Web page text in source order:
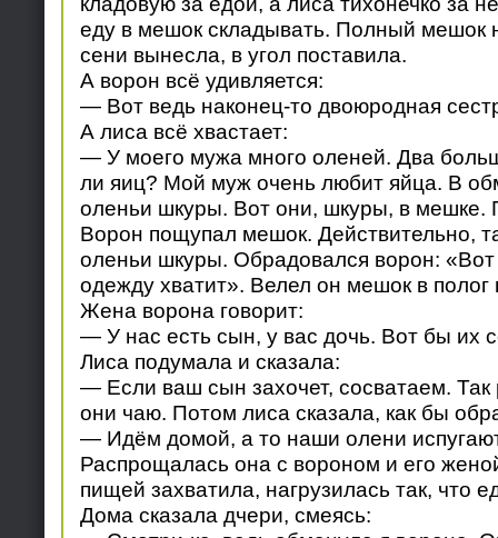
еду в мешок складывать. Полный мешок
сени вынесла, в угол поставила.
А ворон всё удивляется:
— Вот ведь наконец-то двоюродная
А лиса всё хвастает:
— У моего мужа много оленей. Два
ли яиц? Мой муж очень любит яйца. В
оленьи шкуры. Вот они, шкуры, в мешке.
Ворон пощупал мешок. Действительно,
оленьи шкуры. Обрадовался ворон:
одежду хватит». Велел он мешок в полог
Жена ворона говорит:
— У нас есть сын, у вас дочь. Вот бы их
Лиса подумала и сказала:
— Если ваш сын захочет, сосватаем. Так
они чаю. Потом лиса сказала, как бы
— Идём домой, а то наши олени
Распрощалась она с вороном и его
пищей захватила, нагрузилась так, что
Дома сказала дчери, смеясь: